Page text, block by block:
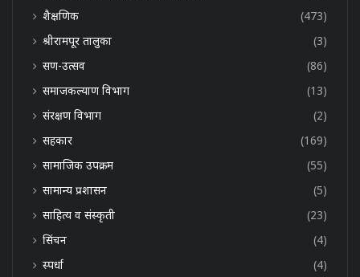
शैक्षणिक
(473)
श्रीरामपूर तालुका
(3)
सण-उत्सव
(86)
समाजकल्याण विभाग
(13)
संरक्षण विभाग
(2)
सहकार
(169)
सामाजिक उपक्रम
(55)
सामान्य प्रशासन
(5)
साहित्य व संस्कृती
(23)
सिंचन
(4)
स्पर्धा
(4)